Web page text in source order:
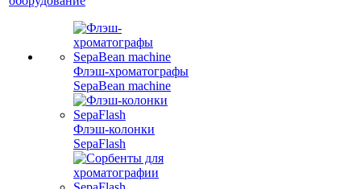
Флэш-хроматографы
SepaBean machine
Флэш-колонки
SepaFlash